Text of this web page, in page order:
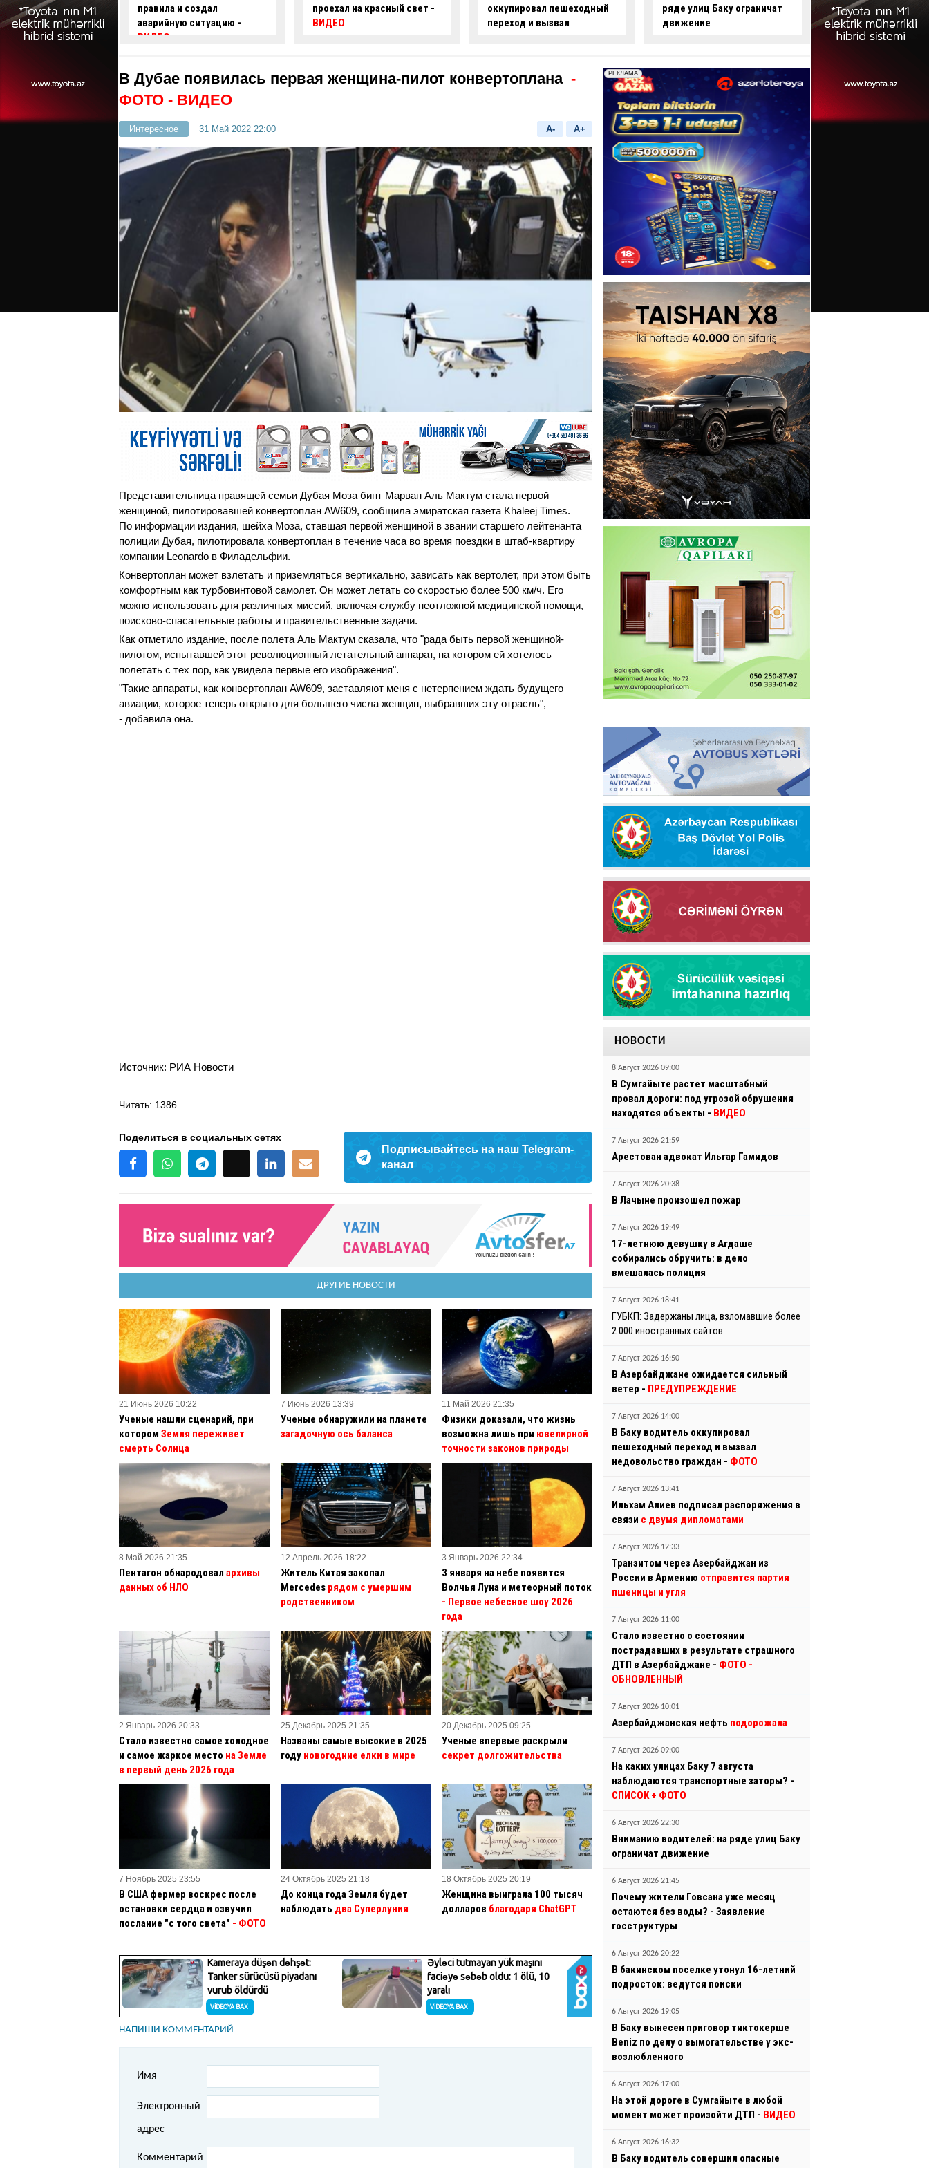
создал
ситуацию -
проехал на красный свет -
ВИДЕО
оккупировал пешеходный
переход и вызвал
ряде улиц Баку ограничат
движение
опасные действия за рулем
-ВИДЕО
произошло
ДТП: есть
пострадавший
В Дубае появилась первая женщина-пилот конвертоплана -
ФОТО - ВИДЕО
Интересное 31 Май 2022 22:00 A- A+
Представительница правящей семьи Дубая Моза бинт Марван Аль Мактум стала первой
женщиной, пилотировавшей конвертоплан AW609, сообщила эмиратская газета Khaleej Times.
По информации издания, шейха Моза, ставшая первой женщиной в звании старшего лейтенанта
полиции Дубая, пилотировала конвертоплан в течение часа во время поездки в штаб-квартиру
компании Leonardo в Филадельфии.
Конвертоплан может взлетать и приземляться вертикально, зависать как вертолет, при этом быть
комфортным как турбовинтовой самолет. Он может летать со скоростью более 500 км/ч. Его
можно использовать для различных миссий, включая службу неотложной медицинской помощи,
поисково-спасательные работы и правительственные задачи.
Как отметило издание, после полета Аль Мактум сказала, что "рада быть первой женщиной-
пилотом, испытавшей этот революционный летательный аппарат, на котором ей хотелось
полетать с тех пор, как увидела первые его изображения".
"Такие аппараты, как конвертоплан AW609, заставляют меня с нетерпением ждать будущего
авиации, которое теперь открыто для большего числа женщин, выбравших эту отрасль",
- добавила она.
Источник: РИА Новости
Читать: 1386
Поделиться в социальных сетях
Подписывайтесь на наш Telegram-
канал
ДРУГИЕ НОВОСТИ
21 Июнь 2026 10:22
Ученые нашли сценарий, при
котором Земля переживет
смерть Солнца
7 Июнь 2026 13:39
Ученые обнаружили на планете
загадочную ось баланса
11 Май 2026 21:35
Физики доказали, что жизнь
возможна лишь при ювелирной
точности законов природы
8 Май 2026 21:35
Пентагон обнародовал архивы
данных об НЛО
12 Апрель 2026 18:22
Житель Китая закопал
Mercedesрядом с умершим
родственником
3 Январь 2026 22:34
3 января на небе появится
Волчья Луна и метеорный поток
- Первое небесное шоу 2026
года
2 Январь 2026 20:33
Стало известно самое холодное
и самое жаркое место на Земле
в первый день 2026 года
25 Декабрь 2025 21:35
Названы самые высокие в 2025
годуновогодние елки в мире
20 Декабрь 2025 09:25
Ученые впервые раскрыли
секрет долгожительства
7 Ноябрь 2025 23:55
В США фермер воскрес после
остановки сердца и озвучил
послание "с того света" - ФОТО
24 Октябрь 2025 21:18
До конца года Земля будет
наблюдать два Суперлуния
18 Октябрь 2025 20:19
Женщина выиграла 100 тысяч
долларов благодаря ChatGPT
НАПИШИ КОММЕНТАРИЙ
Имя
Электронный
адрес
Комментарий
НОВОСТИ
8 Август 2026 09:00
В Сумгайыте растет масштабный
провал дороги: под угрозой обрушения
находятся объекты - ВИДЕО
7 Август 2026 21:59
Арестован адвокат Ильгар Гамидов
7 Август 2026 20:38
В Лачыне произошел пожар
7 Август 2026 19:49
17-летнюю девушку в Агдаше
собирались обручить: в дело
вмешалась полиция
7 Август 2026 18:41
ГУБКП: Задержаны лица, взломавшие более
2 000 иностранных сайтов
7 Август 2026 16:50
В Азербайджане ожидается сильный
ветер - ПРЕДУПРЕЖДЕНИЕ
7 Август 2026 14:00
В Баку водитель оккупировал
пешеходный переход и вызвал
недовольство граждан - ФОТО
7 Август 2026 13:41
Ильхам Алиев подписал распоряжения в
связи с двумя дипломатами
7 Август 2026 12:33
Транзитом через Азербайджан из
России в Армению отправится партия
пшеницы и угля
7 Август 2026 11:00
Стало известно о состоянии
пострадавших в результате страшного
ДТП в Азербайджане - ФОТО -
ОБНОВЛЕННЫЙ
7 Август 2026 10:01
Азербайджанская нефть подорожала
7 Август 2026 09:00
На каких улицах Баку 7 августа
наблюдаются транспортные заторы? -
СПИСОК + ФОТО
6 Август 2026 22:30
Вниманию водителей: на ряде улиц Баку
ограничат движение
6 Август 2026 21:45
Почему жители Говсана уже месяц
остаются без воды? - Заявление
госструктуры
6 Август 2026 20:22
В бакинском поселке утонул 16-летний
подросток: ведутся поиски
6 Август 2026 19:05
В Баку вынесен приговор тиктокерше
Beniz по делу о вымогательстве у экс-
возлюбленного
6 Август 2026 17:00
На этой дороге в Сумгайыте в любой
момент может произойти ДТП - ВИДЕО
6 Август 2026 16:32
В Баку водитель совершил опасные